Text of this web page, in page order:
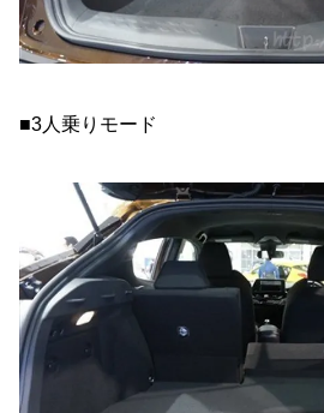
■3人乗りモード